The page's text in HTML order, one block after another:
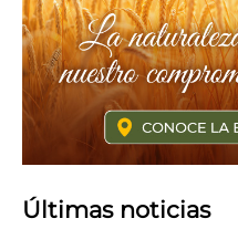
Últimas noticias